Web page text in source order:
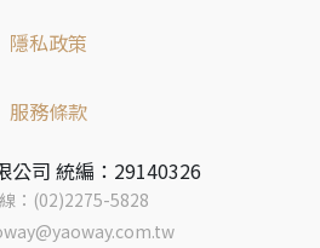
隱私政策
服務條款
公司 統編：29140326
：(02)2275-5828